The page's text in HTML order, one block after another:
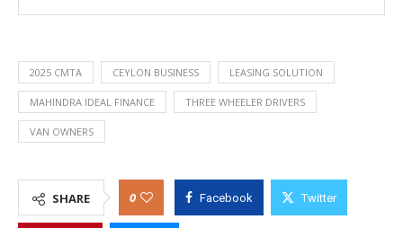
2025 CMTA CEYLON BUSINESS LEASING SOLUTION
MAHINDRA IDEAL FINANCE THREE WHEELER DRIVERS
VAN OWNERS
SHARE 0 Facebook Twitter